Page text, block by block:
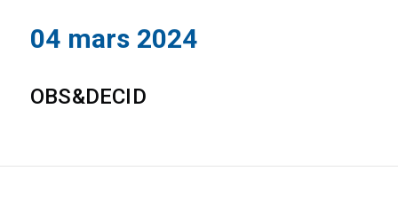
04 mars 2024
OBS&DECID